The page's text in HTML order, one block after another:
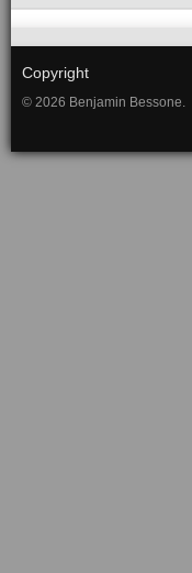
Copyright
© 2026 Benjamin Bessone.